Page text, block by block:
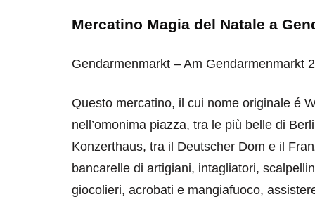
Mercatino Magia del Natale a
Gendarmenmarkt – Am Gendarmenmarkt
Questo mercatino, il cui nome originale é
nell’omonima piazza, tra le più belle di
Konzerthaus, tra il Deutscher Dom e il
bancarelle di artigiani, intagliatori,
giocolieri, acrobati e mangiafuoco,